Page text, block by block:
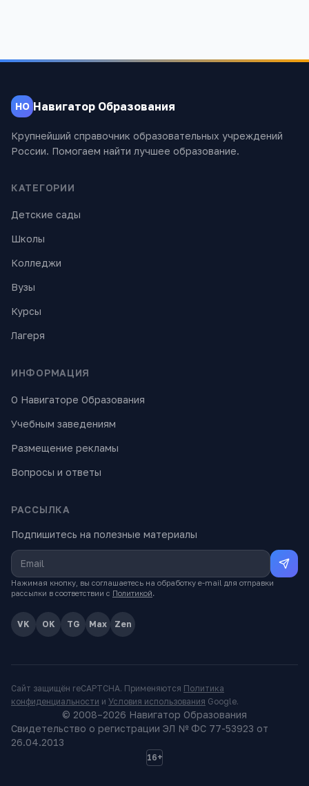
НО Навигатор Образования
Крупнейший справочник образовательных учреждений
России. Помогаем найти лучшее образование.
КАТЕГОРИИ
Детские сады
Школы
Колледжи
Вузы
Курсы
Лагеря
ИНФОРМАЦИЯ
О Навигаторе Образования
Учебным заведениям
Размещение рекламы
Вопросы и ответы
РАССЫЛКА
Подпишитесь на полезные материалы
Нажимая кнопку, вы соглашаетесь на обработку e-mail для отправки
рассылки в соответствии с Политикой.
VK OK TG Max Zen
Сайт защищён reCAPTCHA. Применяются Политика
конфиденциальности и Условия использования Google.
© 2008–2026 Навигатор Образования
Свидетельство о регистрации ЭЛ № ФС 77-53923 от
26.04.2013
16+